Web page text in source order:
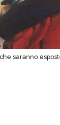
saranno